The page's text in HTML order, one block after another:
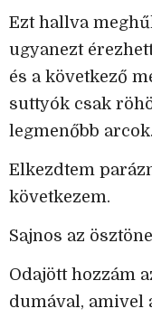
Ezt hallva
ugyanezt
és a következő
suttyók csak
legmenőbb
Elkezdtem
következem.
Sajnos az
Odajött hozzám
dumával, amivel